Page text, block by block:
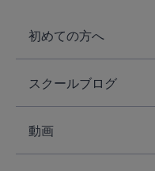
初めての方へ
スクールブログ
動画